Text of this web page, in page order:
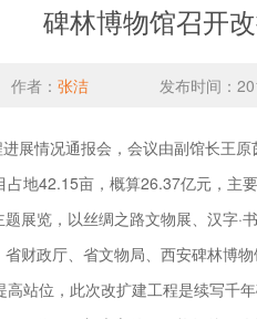
碑林博物馆召开
作者： 张洁 发布时间：
情况通报会，会议由副馆长王原
地42.15亩，概算26.37亿元，主
展览，以丝绸之路文物展、汉字
财政厅、省文物局、西安碑林博
站位，此次改扩建工程是续写千